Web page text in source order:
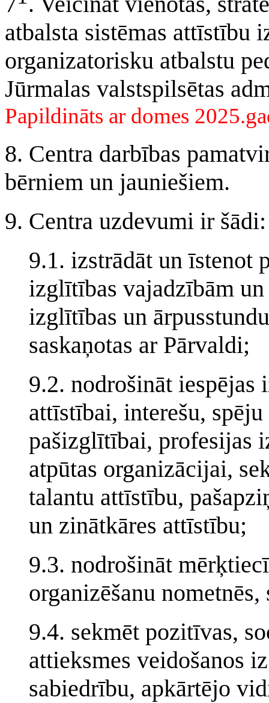
atbalsta sistēmas attīstību
organizatorisku atbalstu
Jūrmalas valstspilsētas
Papildināts ar domes
8. Centra darbības
bērniem un jauniešiem.
9. Centra uzdevumi ir šādi:
9.1. izstrādāt un īstenot
izglītības vajadzībām
izglītības un
saskaņotas ar Pārvaldi;
9.2. nodrošināt
attīstībai, interešu,
pašizglītībai, profesijas
atpūtas organizācijai,
talantu attīstību,
un zinātkāres attīstību;
9.3. nodrošināt
organizēšanu
9.4. sekmēt pozitīvas,
attieksmes veidošanos
sabiedrību, apkārtējo